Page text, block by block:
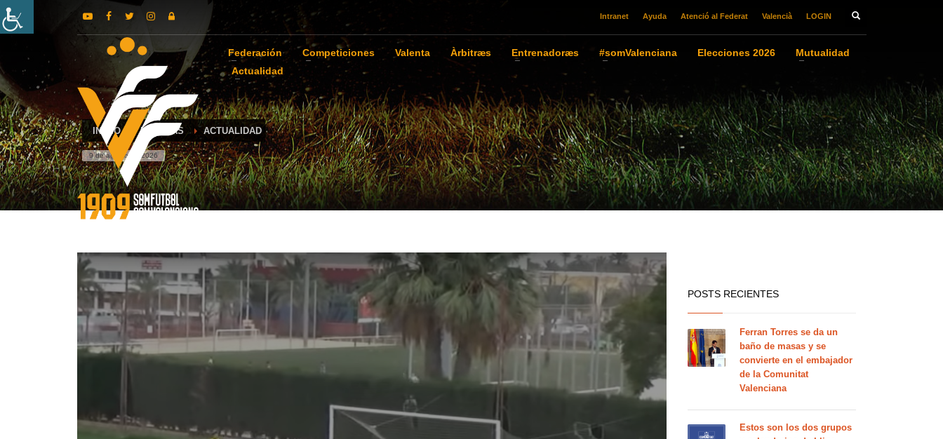
Intranet Ayuda Atenció al Federat Valencià LOGIN
Federación Competiciones Valenta Àrbitræs Entrenadoræs #somValenciana Elecciones 2026
Mutualidad
Actualidad
INICIO NOTICIAS ACTUALIDAD
9 de agosto de 2026
POSTS RECIENTES
Ferran Torres se da un
baño de masas y se
convierte en el embajador
de la Comunitat
Valenciana
Estos son los dos grupos